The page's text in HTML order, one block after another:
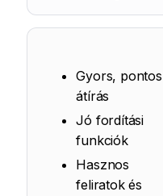
Gyors, pontos
átírás
Jó fordítási
funkciók
Hasznos
feliratok és